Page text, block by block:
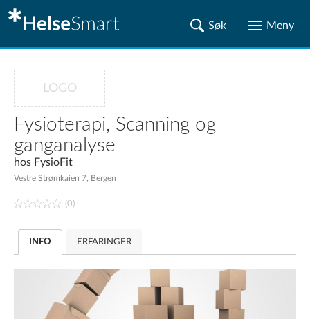
LOGO
Fysioterapi, Scanning og
ganganalyse
hos FysioFit
Vestre Strømkaien 7, Bergen
(0)
INFO ERFARINGER